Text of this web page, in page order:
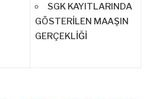
SGK KAYITLARINDA
GÖSTERİLEN MAAŞIN
GERÇEKLİĞİ